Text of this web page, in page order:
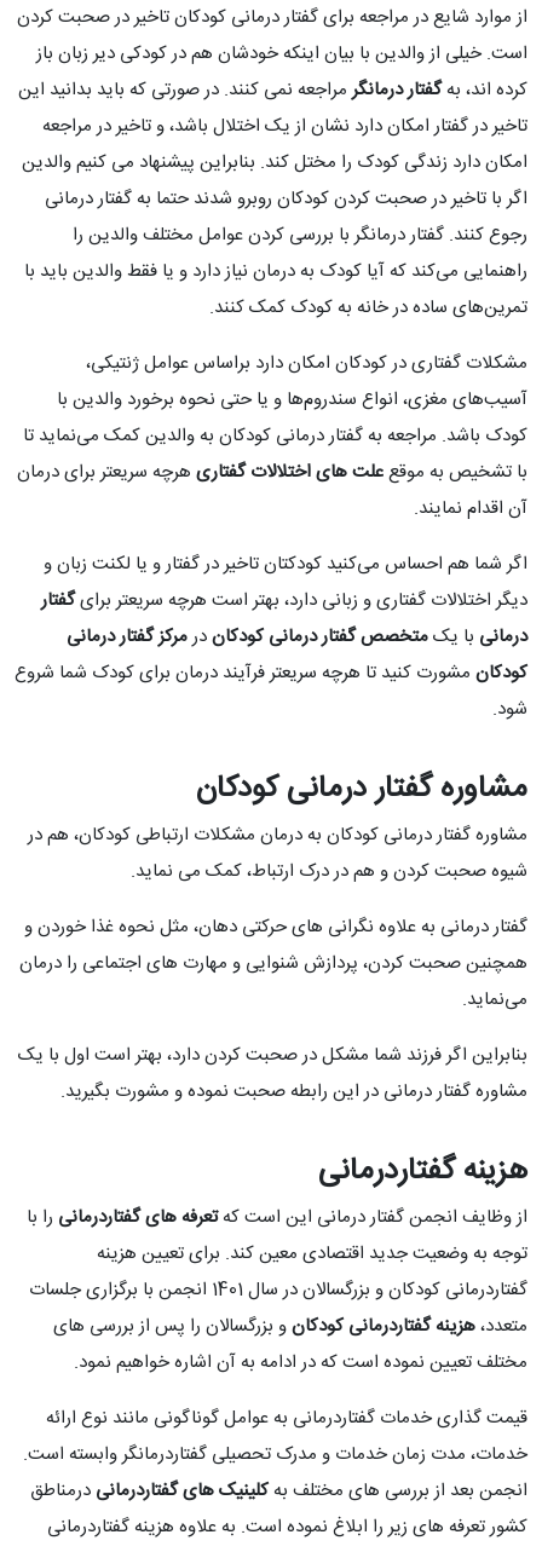
از موارد شایع در مراجعه برای گفتار درمانی کودکان تاخیر در صحبت کردن
است. خیلی از والدین با بیان اینکه خودشان هم در کودکی دیر زبان باز
کرده اند، بهگفتار درمانگر مراجعه نمی کنند. در صورتی که باید بدانید این
تاخیر در گفتار امکان دارد نشان از یک اختلال باشد، و تاخیر در مراجعه
امکان دارد زندگی کودک را مختل کند. بنابراین پیشنهاد می کنیم والدین
اگر با تاخیر در صحبت کردن کودکان روبرو شدند حتما به گفتار درمانی
رجوع کنند. گفتار درمانگر با بررسی کردن عوامل مختلف والدین را
راهنمایی می‌کند که آیا کودک به درمان نیاز دارد و یا فقط والدین باید با
تمرین‌های ساده در خانه به کودک کمک کنند.
مشکلات گفتاری در کودکان امکان دارد براساس عوامل ژنتیکی،
آسیب‌های مغزی، انواع سندروم‌ها و یا حتی نحوه برخورد والدین با
کودک باشد. مراجعه به گفتار درمانی کودکان به والدین کمک می‌نماید تا
با تشخیص به موقععلت های اختلالات گفتاری هرچه سریعتر برای درمان
آن اقدام نمایند.
اگر شما هم احساس می‌کنید کودکتان تاخیر در گفتار و یا لکنت زبان و
دیگر اختلالات گفتاری و زبانی دارد، بهتر است هرچه سریعتر برایگفتار
درمانی با یکمتخصص گفتار درمانی کودکاندرمرکز گفتار درمانی
کودکان مشورت کنید تا هرچه سریعتر فرآیند درمان برای کودک شما شروع
شود.
مشاوره گفتار درمانی کودکان
مشاوره گفتار درمانی کودکان به درمان مشکلات ارتباطی کودکان، هم در
شیوه صحبت کردن و هم در درک ارتباط، کمک می نماید.
گفتار درمانی به علاوه نگرانی ‌های حرکتی دهان، مثل نحوه غذا خوردن و
همچنین صحبت کردن، پردازش شنوایی و مهارت‌ های اجتماعی را درمان
می‌نماید.
بنابراین اگر فرزند شما مشکل در صحبت کردن دارد، بهتر است اول با یک
مشاوره گفتار درمانی در این رابطه صحبت نموده و مشورت بگیرید.
هزینه گفتاردرمانی
از وظایف انجمن گفتار درمانی این است کهتعرفه های گفتاردرمانی را با
توجه به وضعیت جدید اقتصادی معین کند. برای تعیین هزینه
گفتاردرمانی کودکان و بزرگسالان در سال 1401 انجمن با برگزاری جلسات
متعدد،هزینه گفتاردرمانی کودکانو بزرگسالان را پس از بررسی های
مختلف تعیین نموده است که در ادامه به آن اشاره خواهیم نمود.
قیمت گذاری خدمات گفتاردرمانی به عوامل گوناگونی مانند نوع ارائه
خدمات، مدت زمان خدمات و مدرک تحصیلی گفتاردرمانگر وابسته است.
انجمن بعد از بررسی های مختلف بهکلینیک های گفتاردرمانی درمناطق
کشور تعرفه های زیر را ابلاغ نموده است. به علاوه هزینه گفتاردرمانی